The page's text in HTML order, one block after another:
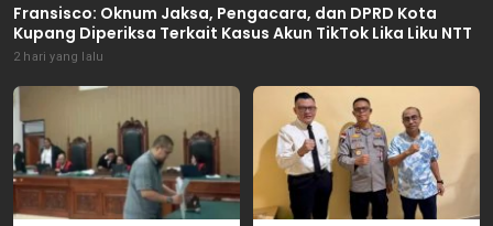
Fransisco: Oknum Jaksa, Pengacara, dan DPRD Kota
Kupang Diperiksa Terkait Kasus Akun TikTok Lika Liku NTT
2 hari yang lalu